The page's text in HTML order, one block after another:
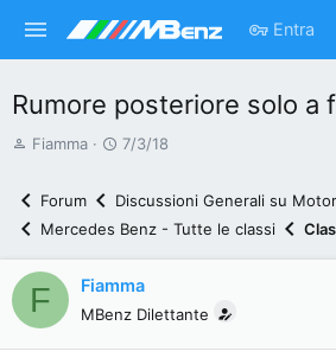
Entra
Rumore posteriore solo a
A
e
d
i
s
Fiamma
D
t
a
n
i
7/3/18
Forum
Discussioni Generali su
Mercedes Benz - Tutte le classi
F Fiamma
MBenz Dilettante